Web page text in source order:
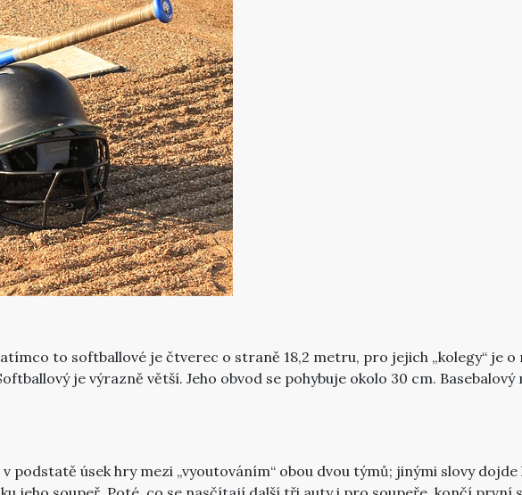
to softballové je čtverec o straně 18,2 metru, pro jejich „kolegy“ je
je výrazně větší. Jeho obvod se pohybuje okolo 30 cm.
podstatě úsek hry mezi „vyoutováním“ obou dvou týmů; jinými slovy